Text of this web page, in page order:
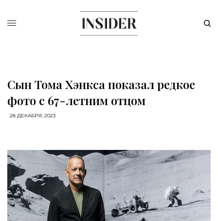
Сын Тома Хэнкса показал редкое
фото с 67-летним отцом
28 ДЕКАБРЯ, 2023